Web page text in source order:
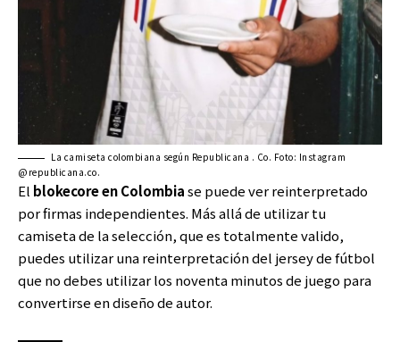
La camiseta colombiana según Republicana . Co. Foto: Instagram
@republicana.co.
El blokecore en Colombiase puede ver reinterpretado
por firmas independientes. Más allá de utilizar tu
camiseta de la selección, que es totalmente valido,
puedes utilizar una reinterpretación del jersey de fútbol
que no debes utilizar los noventa minutos de juego para
convertirse en diseño de autor.